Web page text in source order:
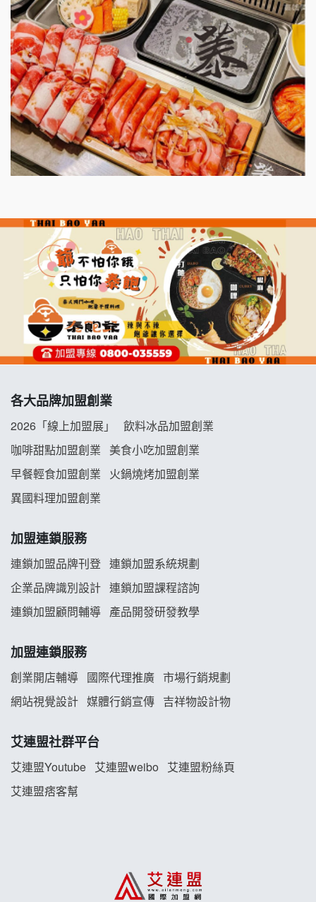
鮮茶道加盟說明會
微風亭鐵板燒加盟說明會
漫步藍咖啡加盟說明會
明石章魚燒加盟說明會
出櫃加盟說明會
七盞茶加盟說明會
拉亞漢堡加盟說明會
杜芳子古味茶鋪加盟說明會
優握握×酸奶大獅加盟說明會
阿性情趣無人販售所加盟明會
龍涎居好湯加盟說明會
韓金量加盟說明會
義氣豐發雞加盟說明會
白鬍泡泡 BOHO POPO加盟說明會
雞咕雞咕加盟說明會
TEA TOP加盟說明會
珍好味臭臭鍋加盟說明會
藍象廷泰式火鍋加盟說明會
各大品牌加盟創業
2026「線上加盟展」
飲料冰品加盟創業
咖啡甜點加盟創業
美食小吃加盟創業
早餐輕食加盟創業
火鍋燒烤加盟創業
異國料理加盟創業
加盟連鎖服務
連鎖加盟品牌刊登 連鎖加盟系統規劃
企業品牌識別設計 連鎖加盟課程諮詢
連鎖加盟顧問輔導 產品開發研發教學
加盟連鎖服務
創業開店輔導 國際代理推廣 市場行銷規劃
網站視覺設計 媒體行銷宣傳 吉祥物設計物
艾連盟社群平台
艾連盟Youtube 艾連盟weibo
艾連盟粉絲頁
艾連盟痞客幫